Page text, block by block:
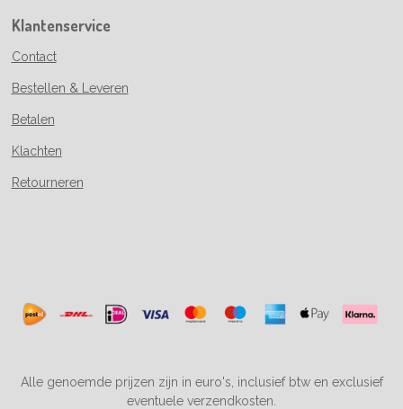
Klantenservice
Contact
Bestellen & Leveren
Betalen
Klachten
Retourneren
Alle genoemde prijzen zijn in euro's, inclusief btw en exclusief
eventuele verzendkosten.